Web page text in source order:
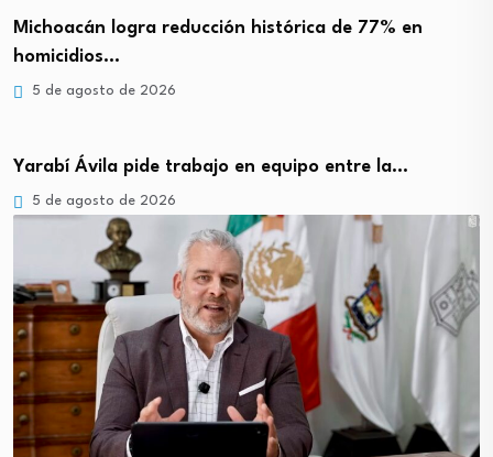
Michoacán logra reducción histórica de 77% en
homicidios…
5 de agosto de 2026
Yarabí Ávila pide trabajo en equipo entre la…
5 de agosto de 2026